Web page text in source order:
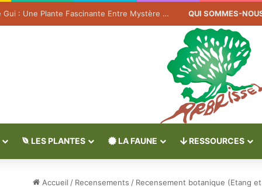
Le Gui : Une Plante Fascinante Entre Mystère et Légende QUI SOMMES-
LES PLANTES LA FAUNE RESSOURCES
Accueil / Recensements / Recensement botanique (Etang